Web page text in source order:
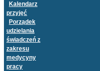
Kalendarz
przyjęć
Porządek
udzielania
świadczeń z
zakresu
medycyny
pracy